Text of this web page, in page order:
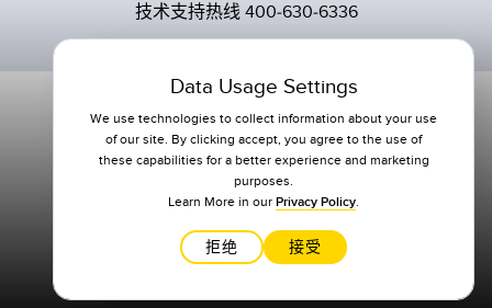
技术支持热线 400-630-6336
Data Usage Settings
We use technologies to collect information about your use
of our site. By clicking accept, you agree to the use of
these capabilities for a better experience and marketing
purposes.
Learn More in our Privacy Policy.
拒绝 接受